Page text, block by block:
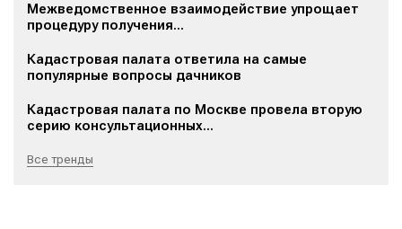
Межведомственное взаимодействие упрощает
процедуру получения...
Кадастровая палата ответила на самые
популярные вопросы дачников
Кадастровая палата по Москве провела вторую
серию консультационных...
Все тренды